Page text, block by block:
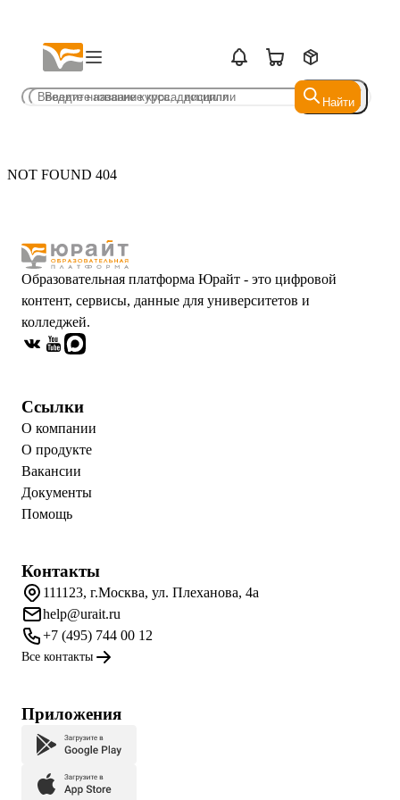
Найти
Найти
NOT FOUND 404
Образовательная платформа Юрайт - это цифровой
контент, сервисы, данные для университетов и
колледжей.
Ссылки
О компании
О продукте
Вакансии
Документы
Помощь
Контакты
111123, г.Москва, ул. Плеханова, 4а
help@urait.ru
+7 (495) 744 00 12
Все контакты
Приложения